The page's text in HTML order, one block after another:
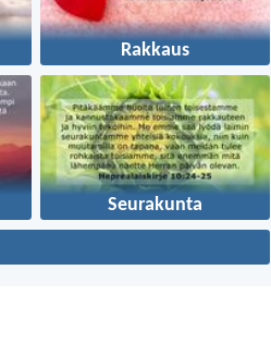
Rakkaus
Seurakunta